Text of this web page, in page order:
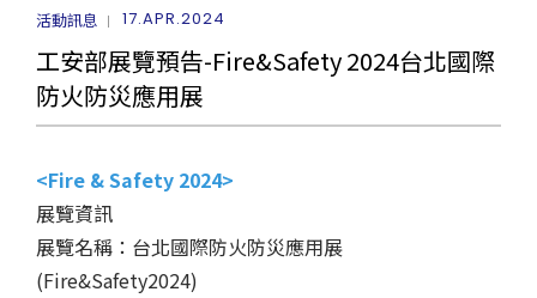
活動訊息 17.APR.2024
工安部展覽預告-Fire&Safety 2024台北國際
防火防災應用展
<Fire & Safety 2024>
展覽資訊
展覽名稱：台北國際防火防災應用展
(Fire&Safety2024)